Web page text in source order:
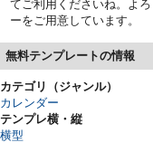
てご利用くださいね。よ
ーをご用意しています。
無料テンプレートの情報
カテゴリ（ジャンル）
カレンダー
テンプレ横・縦
横型